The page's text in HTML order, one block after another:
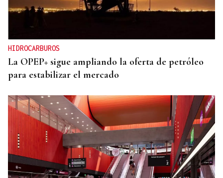
HIDROCARBUROS
La OPEP+ sigue ampliando la oferta de petróleo
para estabilizar el mercado